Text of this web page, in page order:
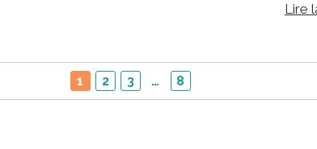
Lire
1 2 3 … 8